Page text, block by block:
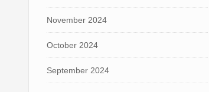
November 2024
October 2024
September 2024